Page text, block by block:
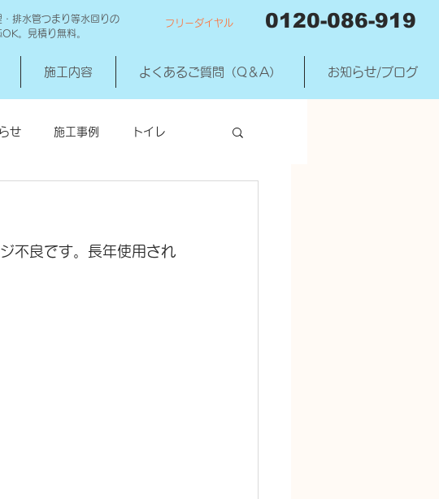
排水管つまり等水回りの
。見積り無料。
フリーダイヤル 0120-086-919
施工内容 よくあるご質問（Q＆A） お知らせ/ブログ
せ 施工事例 トイレ
不良です。長年使用され